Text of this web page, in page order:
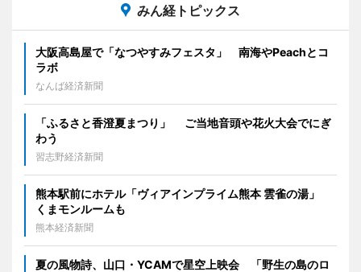
みん経トピックス
大阪高島屋で「なつやすみフェスタ」 南海やPeachとコ
ラボ
なんば経済新聞
「ふるさと香澄夏まつり」 ご当地音頭や花火大会でにぎ
わう
習志野経済新聞
熊本駅前にホテル「ヴィアインプライム熊本 雲雀の湯」
くまモンルームも
熊本経済新聞
夏の風物詩、山口・YCAMで星空上映会 「野生の島のロ